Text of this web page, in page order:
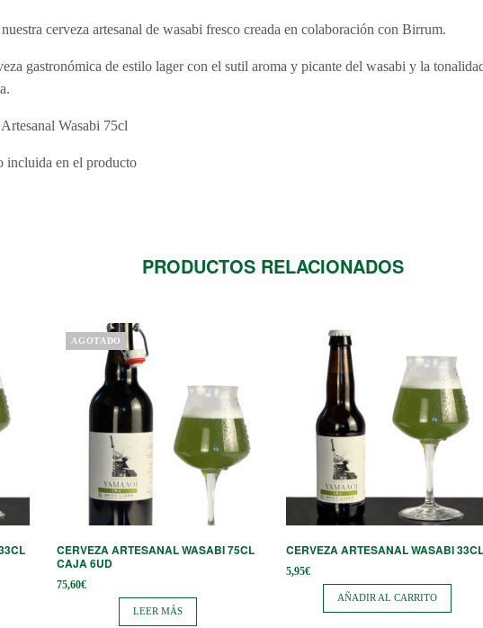
cerveza artesanal de wasabi fresco creada en colaboración con Birrum.
gastronómica de estilo lager con el sutil aroma y picante del wasabi y la
Wasabi 75cl
incluida en el producto
PRODUCTOS RELACIONADOS
AGOTADO
CERVEZA ARTESANAL WASABI 75CL
CAJA 6UD
75,60€
LEER MÁS
CERVEZA ARTESANAL WASABI 33CL
5,95€
AÑADIR AL CARRITO